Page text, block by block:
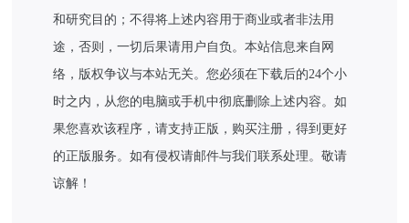
和研究目的；不得将上述内容用于商业或者非法用
途，否则，一切后果请用户自负。本站信息来自网
络，版权争议与本站无关。您必须在下载后的24个小
时之内，从您的电脑或手机中彻底删除上述内容。如
果您喜欢该程序，请支持正版，购买注册，得到更好
的正版服务。如有侵权请邮件与我们联系处理。敬请
谅解！